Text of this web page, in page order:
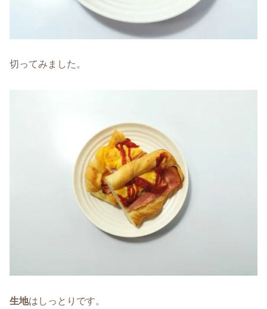
切ってみました。
生地はしっとりです。